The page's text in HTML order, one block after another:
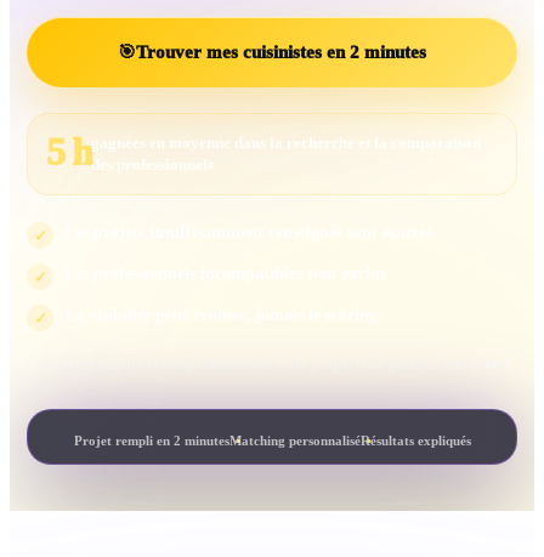
🎯Trouver mes cuisinistes en 2 minutes
5 hgagnées en moyenne dans la recherche et la comparaison
des professionnels
✓
✓
✓
Projet rempli en 2 minutesMatching personnaliséRésultats expliqués